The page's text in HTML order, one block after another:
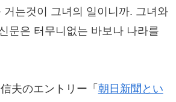
는것이 그녀의 일이니까. 그녀와
문은 터무니없는 바보나 나라를
夫のエントリー「 朝日新聞とい